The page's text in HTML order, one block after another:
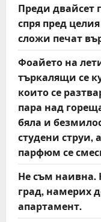
Преди двайсет
спря пред
сложи печат
Фоайето на
търкалящи се
които се
пара над
бяла и
студени
парфюм се
Не съм наивна.
град, намерих
апартамент.